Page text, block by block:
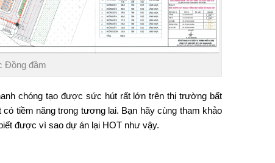
Đồng đầm
chóng tạo được sức hút rất lớn trên thị trường bất
tiềm năng trong tương lai. Bạn hãy cùng tham khảo
được vì sao dự án lại HOT như vậy.